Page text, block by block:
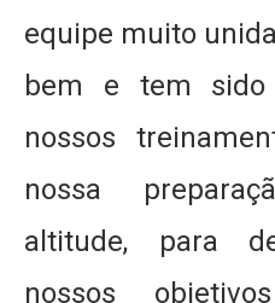
equipe muito
bem e tem sido
nossos
nossa
altitude, para
nossos